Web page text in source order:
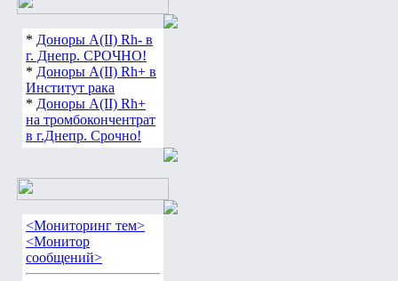
* Доноры А(ІІ) Rh- в
г. Днепр. СРОЧНО!
* Доноры А(ІІ) Rh+ в
Институт рака
* Доноры А(ІІ) Rh+
на тромбокончентрат
в г.Днепр. Срочно!
<Мониторинг тем>
<Монитор
сообщений>